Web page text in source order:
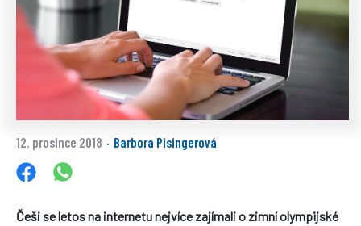
12. prosince 2018 · Barbora Pisingerová
Češi se letos na internetu nejvíce zajímali o zimní olympijské